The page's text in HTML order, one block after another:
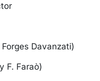
Davanzati)
F. Faraò)